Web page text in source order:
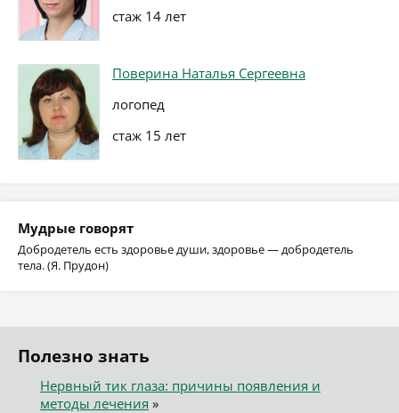
стаж 14 лет
Поверина Наталья Сергеевна
логопед
стаж 15 лет
Мудрые говорят
Добродетель есть здоровье души, здоровье — добродетель
тела. (Я. Прудон)
Полезно знать
Нервный тик глаза: причины появления и
методы лечения »